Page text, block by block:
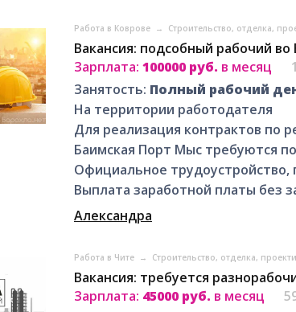
Работа в Коврове → Строительство, отделка,
Вакансия: подсобный рабочий во
Зарплата: 100000 руб. в месяц
Занятость: Полный рабочий
На территории работодателя
Для реализация контрактов по
Баимская Порт Мыс требуются
Официальное трудоустройство,
Выплата заработной платы без
Александра
Работа в Чите → Строительство, отделка,
Вакансия: требуется
Зарплата: 45000 руб. в месяц